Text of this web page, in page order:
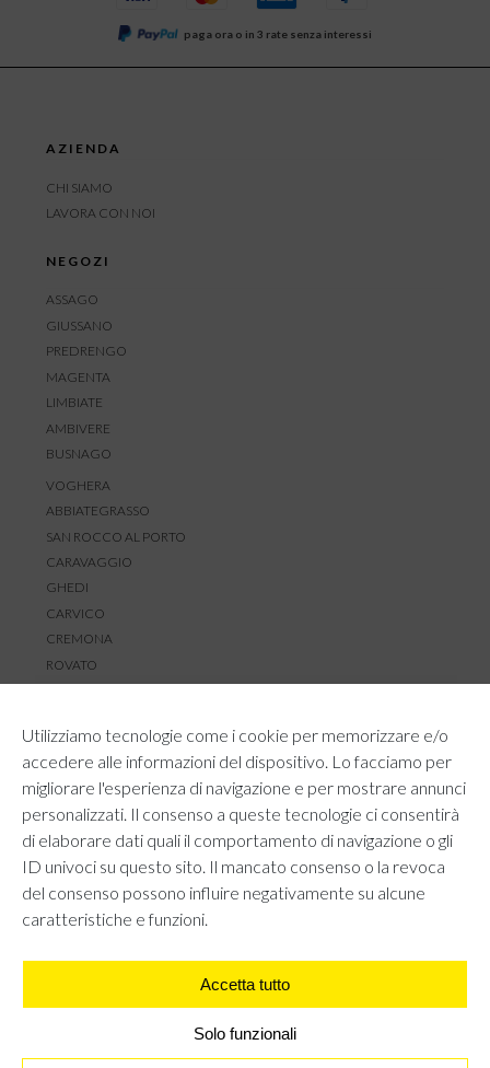
Utilizziamo tecnologie come i cookie per memorizzare e/o
accedere alle informazioni del dispositivo. Lo facciamo per
migliorare l'esperienza di navigazione e per mostrare annunci
personalizzati. Il consenso a queste tecnologie ci consentirà
di elaborare dati quali il comportamento di navigazione o gli
ID univoci su questo sito. Il mancato consenso o la revoca
del consenso possono influire negativamente su alcune
caratteristiche e funzioni.
Accetta tutto
Solo funzionali
paga ora o in 3 rate senza interessi
AZIENDA
CHI SIAMO
LAVORA CON NOI
NEGOZI
ASSAGO
GIUSSANO
PREDRENGO
MAGENTA
LIMBIATE
AMBIVERE
BUSNAGO
VOGHERA
ABBIATEGRASSO
SAN ROCCO AL PORTO
CARAVAGGIO
GHEDI
CARVICO
CREMONA
ROVATO
RESI E RIMBORSI
REGOLAMENTO LOYALTY
CONTATTACI
PRIVACY POLICY COOKIE POLICY
UNI GRUPPO S.R.L - Viale Angelo Filippetti 24, 20122 Milano.
All right reserved P.IVA 10405840967